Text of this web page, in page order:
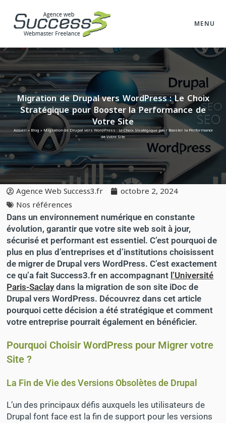
MENU
Migration de Drupal vers WordPress : Le Choix
Stratégique pour Booster la Performance de
Votre Site
Accueil » Blog » Migration de Drupal vers WordPress : Le Choix Stratégique pour Booster la Performance
de Votre Site
Agence Web Success3.fr
octobre 2, 2024
Nos références
Dans un environnement numérique en constante
évolution, garantir que votre site web soit à jour,
sécurisé et performant est essentiel. C’est pourquoi de
plus en plus d’entreprises et d’institutions choisissent
de migrer de Drupal vers WordPress. C’est exactement
ce qu’a fait Success3.fr en accompagnant l’Université
Paris-Saclaydans la migration de son site iDoc de
Drupal vers WordPress. Découvrez dans cet article
pourquoi cette décision a été stratégique et comment
votre entreprise pourrait également en bénéficier.
Pourquoi Choisir WordPress pour Migrer votre
Site ?
La Fin de Vie des Versions Obsolètes de Drupal
L’un des principaux défis auxquels les utilisateurs de
Drupal font face est la fin de support pour les versions